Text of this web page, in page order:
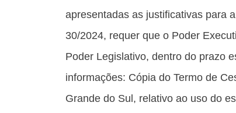
apresentadas as justificativas para
30/2024, requer que o Poder
Poder Legislativo, dentro do prazo
informações: Cópia do Termo de
Grande do Sul, relativo ao uso do